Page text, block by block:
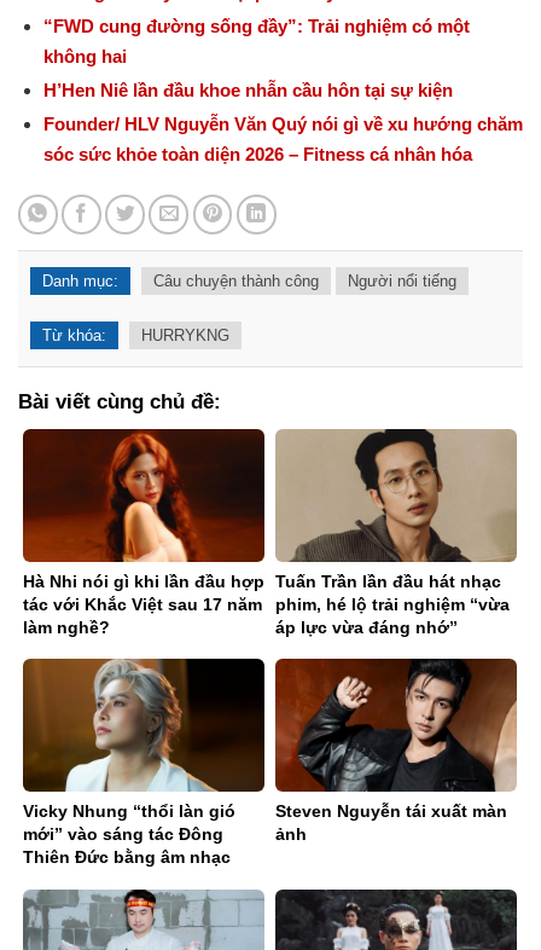
“FWD cung đường sống đầy”: Trải nghiệm có một
không hai
H’Hen Niê lần đầu khoe nhẫn cầu hôn tại sự kiện
Founder/ HLV Nguyễn Văn Quý nói gì về xu hướng chăm
sóc sức khỏe toàn diện 2026 – Fitness cá nhân hóa
Danh mục: Câu chuyện thành công Người nổi tiếng
Từ khóa: HURRYKNG
Bài viết cùng chủ đề:
Hà Nhi nói gì khi lần đầu hợp
tác với Khắc Việt sau 17 năm
làm nghề?
Tuấn Trần lần đầu hát nhạc
phim, hé lộ trải nghiệm “vừa
áp lực vừa đáng nhớ”
Vicky Nhung “thổi làn gió
mới” vào sáng tác Đông
Thiên Đức bằng âm nhạc
Steven Nguyễn tái xuất màn
ảnh